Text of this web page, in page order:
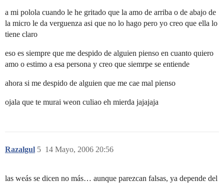
a mi polola cuando le he gritado que la amo de arriba o de abajo de
la micro le da verguenza asi que no lo hago pero yo creo que ella lo
tiene claro
eso es siempre que me despido de alguien pienso en cuanto quiero
amo o estimo a esa persona y creo que siemrpe se entiende
ahora si me despido de alguien que me cae mal pienso
ojala que te murai weon culiao eh mierda jajajaja
Razalgul 14 Mayo, 2006 20:56
5
las weás se dicen no más… aunque parezcan falsas, ya depende del